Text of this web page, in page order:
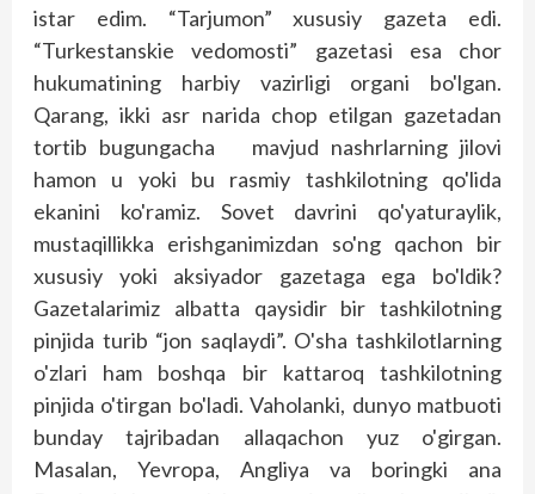
istar edim. “Tarjumon” xususiy gazeta edi.
“Turkestanskie vedomosti” gazetasi esa chor
hukumatining harbiy vazirligi organi bo'lgan.
Qarang, ikki asr narida chop etilgan gazetadan
tortib bugungacha mavjud nashrlarning jilovi
hamon u yoki bu rasmiy tashkilotning qo'lida
ekanini ko'ramiz. Sovet davrini qo'yaturaylik,
mustaqillikka erishganimizdan so'ng qachon bir
xususiy yoki aksiyador gazetaga ega bo'ldik?
Gazetalarimiz albatta qaysidir bir tashkilotning
pinjida turib “jon saqlaydi”. O'sha tashkilotlarning
o'zlari ham boshqa bir kattaroq tashkilotning
pinjida o'tirgan bo'ladi. Vaholanki, dunyo matbuoti
bunday tajribadan allaqachon yuz o'girgan.
Masalan, Yevropa, Angliya va boringki ana